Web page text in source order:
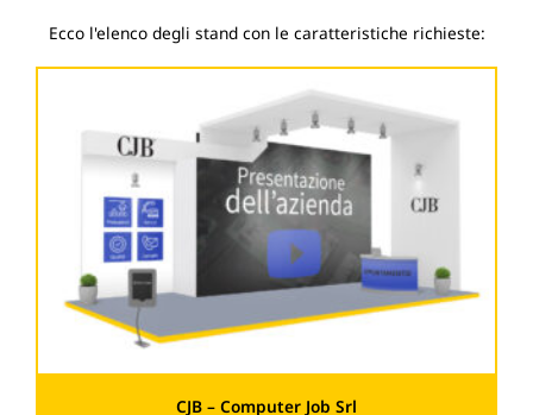
Ecco l'elenco degli stand con le caratteristiche richieste:
CJB – Computer Job Srl